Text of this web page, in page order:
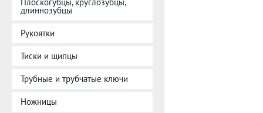
длиннозубцы
Рукоятки
Тиски и щипцы
Трубные и трубчатые ключи
Ножницы